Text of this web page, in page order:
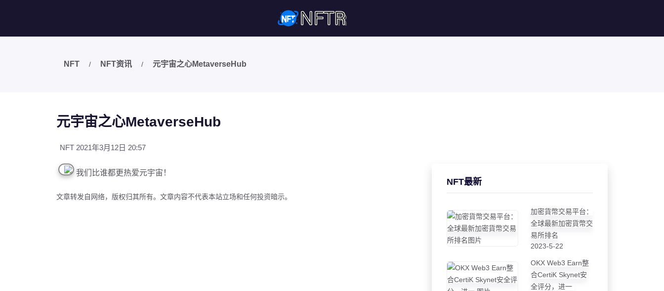
NFT / NFT资讯 / 元宇宙之心MetaverseHub
元宇宙之心MetaverseHub
NFT 2021年3月12日 20:57
我们比谁都更热爱元宇宙！
文章转发自网络，版权归其所有。文章内容不代表本站立场和任何投资暗示。
NFT最新
加密貨幣交易平台：
全球最新加密貨幣交
易所排名
2023-5-22
OKX Web3 Earn整
合CertiK Skynet安
全评分，进一